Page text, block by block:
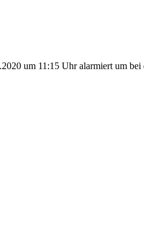
um 11:15 Uhr alarmiert um